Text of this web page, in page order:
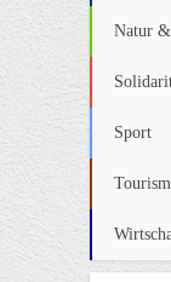
Natur
Sport